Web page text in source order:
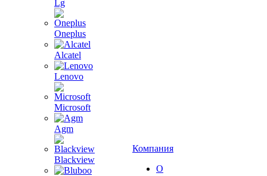
Lg
Oneplus
Alcatel
Lenovo
Microsoft
Agm
Blackview
Компания
О